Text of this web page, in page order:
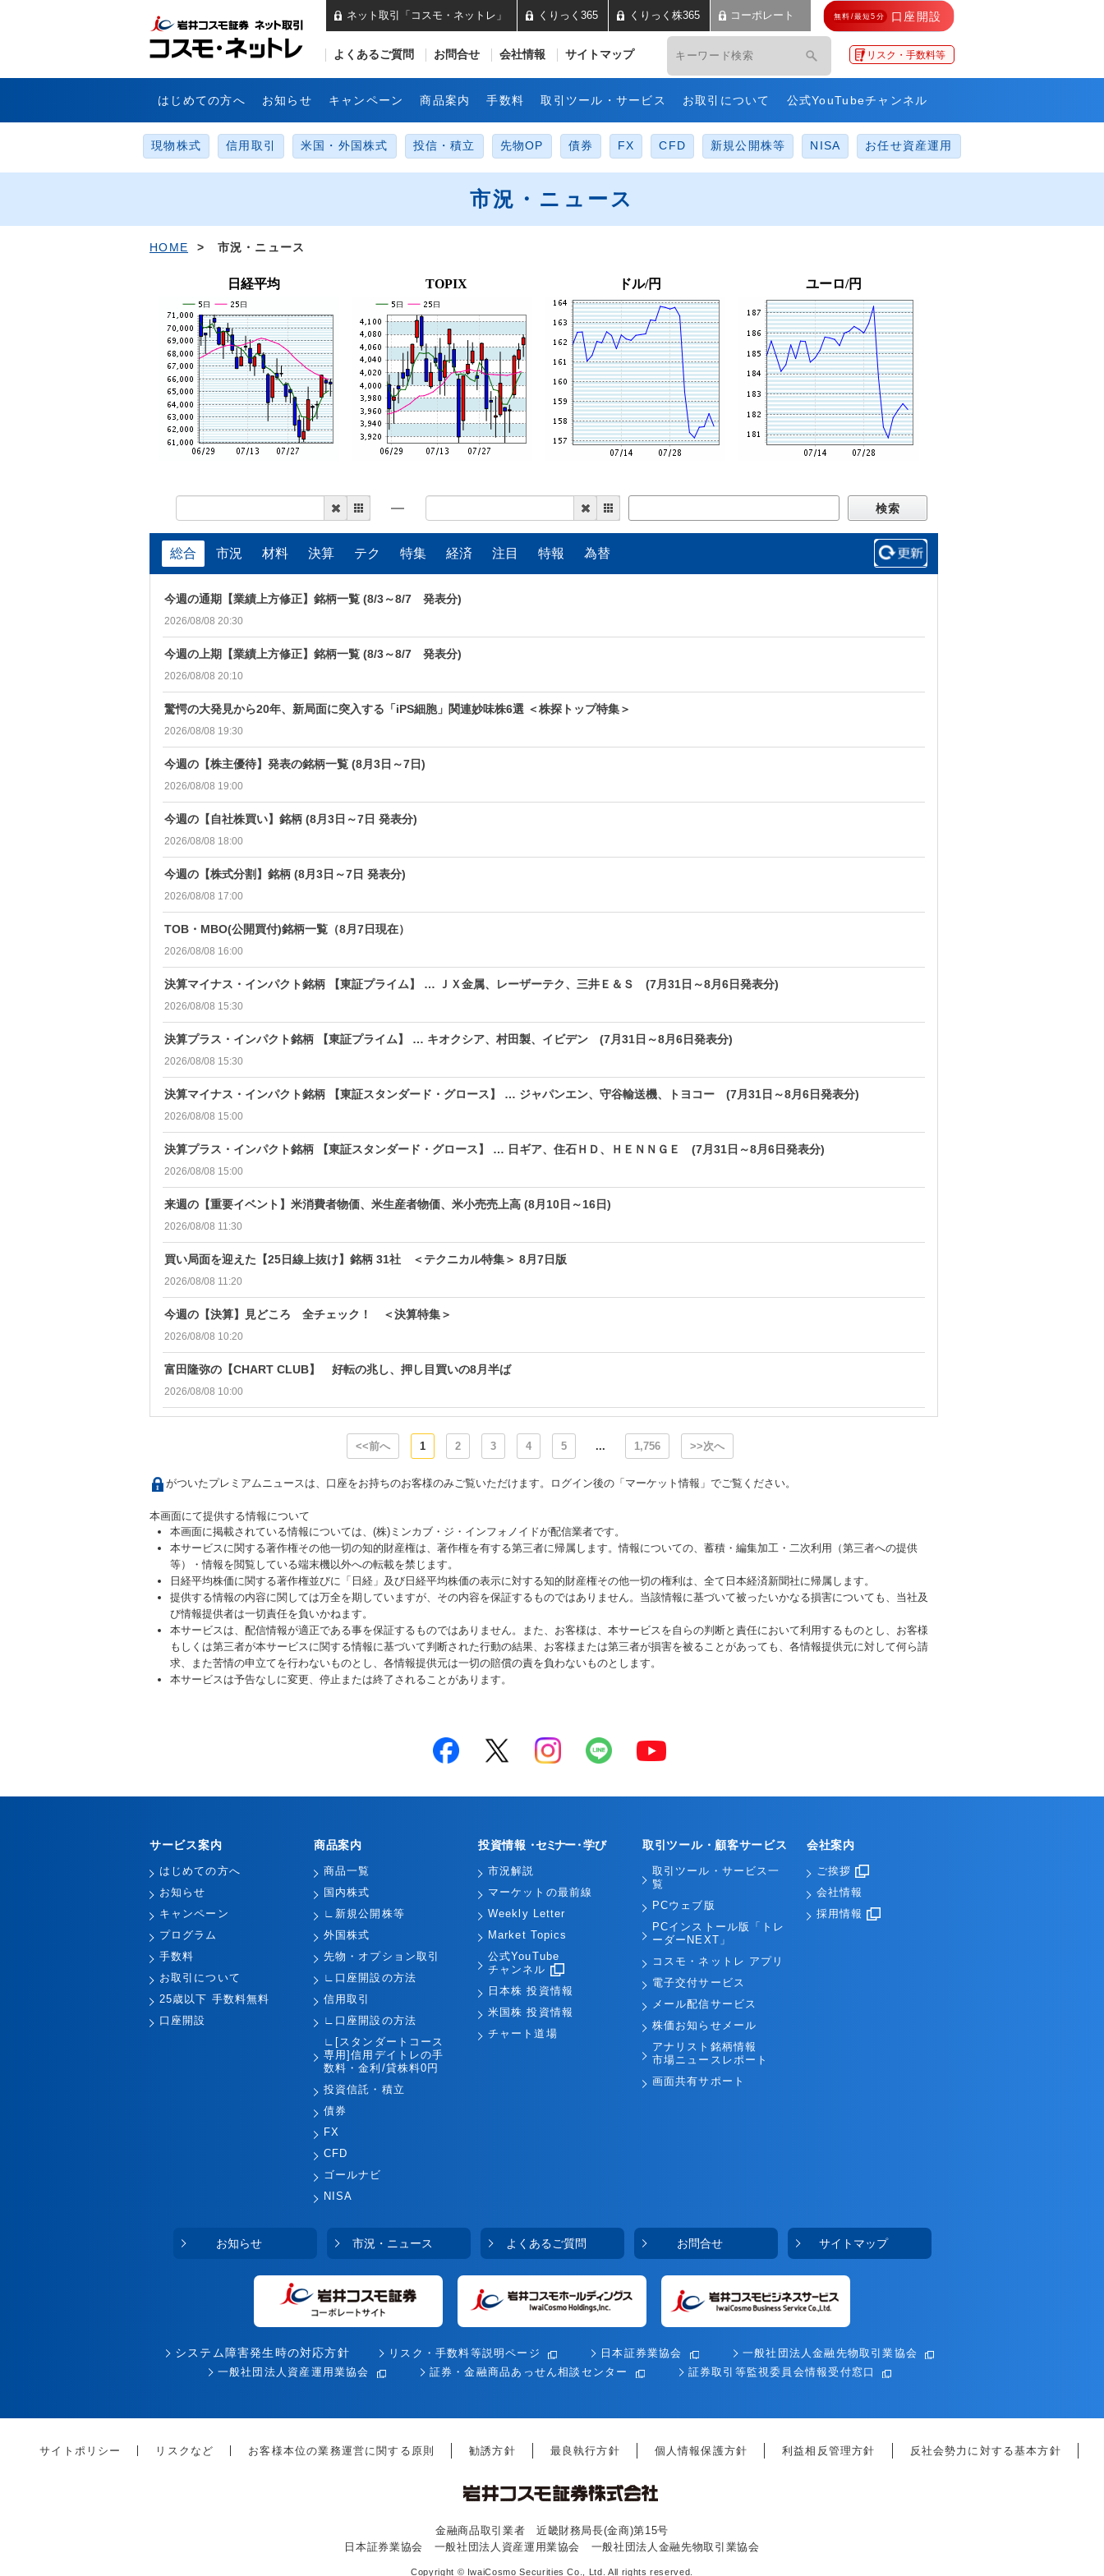
岩井コスモ証券 ネット取引「コスモ・ネットレ」
よくあるご質問 お問合せ 会社情報 サイトマップ
ネット取引「コスモ・ネットレ」 くりっく365 くりっく株365 コーポレート 無料/最短5分 口座開設
リスク・手数料等
はじめての方へ お知らせ キャンペーン 商品案内 手数料 取引ツール・サービス お取引について 公式YouTubeチャンネル
現物株式 信用取引 米国・外国株式 投信・積立 先物OP 債券 FX CFD 新規公開株等 NISA お任せ資産運用
市況・ニュース
HOME > 市況・ニュース
サービス案内
はじめての方へ
お知らせ
キャンペーン
プログラム
手数料
お取引について
25歳以下 手数料無料
口座開設
商品案内
商品一覧
国内株式
∟新規公開株等
外国株式
先物・オプション取引
∟口座開設の方法
信用取引
∟口座開設の方法
∟[スタンダートコース
専用]信用デイトレの手
数料・金利/貸株料0円
投資信託・積立
債券
FX
CFD
ゴールナビ
NISA
投資情報 ・セミナー・学び
市況解説
マーケットの最前線
Weekly Letter
Market Topics
公式YouTube
チャンネル
日本株 投資情報
米国株 投資情報
チャート道場
取引ツール・顧客サービス
取引ツール・サービス一
覧
PCウェブ版
PCインストール版「トレ
ーダーNEXT」
コスモ・ネットレ アプリ
電子交付サービス
メール配信サービス
株価お知らせメール
アナリスト銘柄情報
市場ニュースレポート
画面共有サポート
会社案内
ご挨拶
会社情報
採用情報
お知らせ 市況・ニュース よくあるご質問 お問合せ サイトマップ
システム障害発生時の対応方針 リスク・手数料等説明ページ 日本証券業協会
一般社団法人金融先物取引業協会
一般社団法人資産運用業協会
証券・金融商品あっせん相談センター 証券取引等監視委員会情報受付窓口
サイトポリシー リスクなど お客様本位の業務運営に関する原則 勧誘方針 最良執行方針 個人情報保護方針 利益相反管理方針 反社会勢力に対する基本方針
金融商品取引業者 近畿財務局長(金商)第15号
日本証券業協会 一般社団法人資産運用業協会 一般社団法人金融先物取引業協会
Copyright © IwaiCosmo Securities Co., Ltd. All rights reserved.